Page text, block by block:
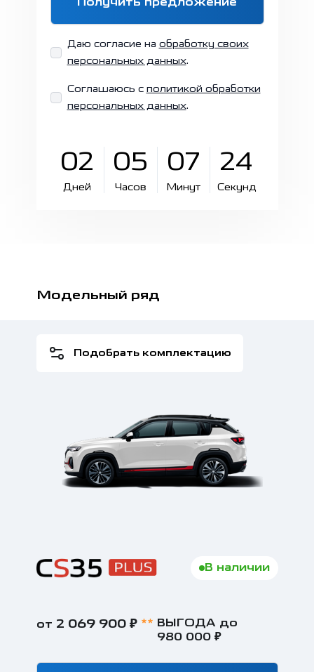
Даю согласие на обработку своих
персональных данных.
Соглашаюсь с политикой обработки
персональных данных.
02
Дней
05
Часов
07
Минут
23
Секунд
Модельный ряд
Подобрать комплектацию
В наличии
от 2 069 900 ₽ ** ВЫГОДА до
980 000 ₽